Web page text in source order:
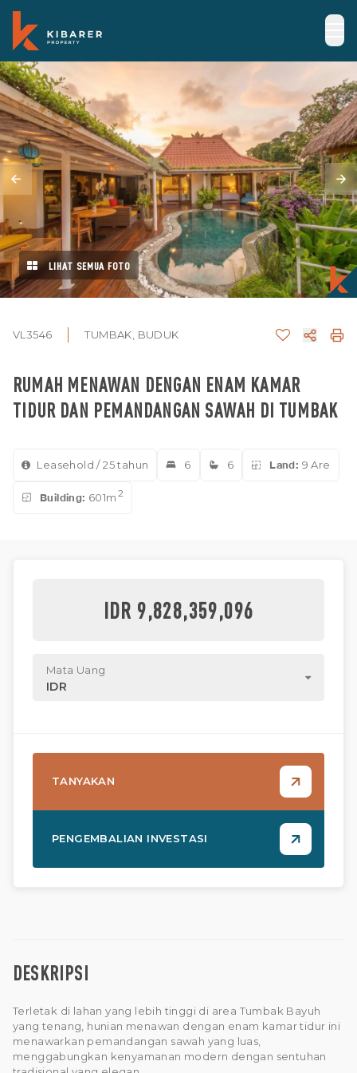
LIHAT SEMUA FOTO
VL3546 TUMBAK, BUDUK
RUMAH MENAWAN DENGAN ENAM KAMAR
TIDUR DAN PEMANDANGAN SAWAH DI TUMBAK
Leasehold / 25 tahun 6 6 Land: 9 Are
Building: 601m 2
DESKRIPSI
Terletak di lahan yang lebih tinggi di area Tumbak Bayuh
yang tenang, hunian menawan dengan enam kamar tidur ini
menawarkan pemandangan sawah yang luas,
menggabungkan kenyamanan modern dengan sentuhan
IDR 9,828,359,096
Mata Uang
IDR
TANYAKAN
PENGEMBALIAN INVESTASI